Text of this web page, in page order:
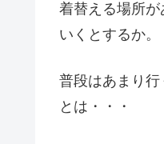
着替える場所
いくとするか。
普段はあまり
とは・・・